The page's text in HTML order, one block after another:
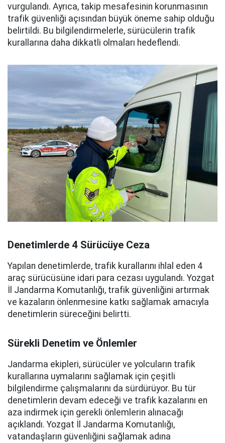
vurgulandı. Ayrıca, takip mesafesinin korunmasının
trafik güvenliği açısından büyük öneme sahip olduğu
belirtildi. Bu bilgilendirmelerle, sürücülerin trafik
kurallarına daha dikkatli olmaları hedeflendi.
Denetimlerde 4 Sürücüye Ceza
Yapılan denetimlerde, trafik kurallarını ihlal eden 4
araç sürücüsüne idari para cezası uygulandı. Yozgat
İl Jandarma Komutanlığı, trafik güvenliğini artırmak
ve kazaların önlenmesine katkı sağlamak amacıyla
denetimlerin süreceğini belirtti.
Sürekli Denetim ve Önlemler
Jandarma ekipleri, sürücüler ve yolcuların trafik
kurallarına uymalarını sağlamak için çeşitli
bilgilendirme çalışmalarını da sürdürüyor. Bu tür
denetimlerin devam edeceği ve trafik kazalarını en
aza indirmek için gerekli önlemlerin alınacağı
açıklandı. Yozgat İl Jandarma Komutanlığı,
vatandaşların güvenliğini sağlamak adına